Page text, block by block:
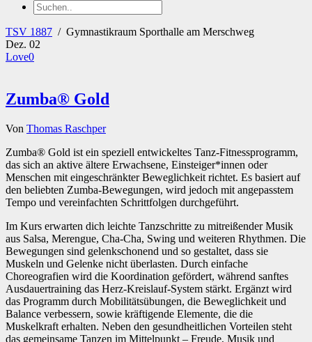
TSV 1887 / Gymnastikraum Sporthalle am Merschweg
Dez. 02
Love0
Zumba® Gold
Von Thomas Raschper
Zumba® Gold ist ein speziell entwickeltes Tanz-Fitnessprogramm,
das sich an aktive ältere Erwachsene, Einsteiger*innen oder
Menschen mit eingeschränkter Beweglichkeit richtet. Es basiert auf
den beliebten Zumba-Bewegungen, wird jedoch mit angepasstem
Tempo und vereinfachten Schrittfolgen durchgeführt.
Im Kurs erwarten dich leichte Tanzschritte zu mitreißender Musik
aus Salsa, Merengue, Cha-Cha, Swing und weiteren Rhythmen. Die
Bewegungen sind gelenkschonend und so gestaltet, dass sie
Muskeln und Gelenke nicht überlasten. Durch einfache
Choreografien wird die Koordination gefördert, während sanftes
Ausdauertraining das Herz-Kreislauf-System stärkt. Ergänzt wird
das Programm durch Mobilitätsübungen, die Beweglichkeit und
Balance verbessern, sowie kräftigende Elemente, die die
Muskelkraft erhalten. Neben den gesundheitlichen Vorteilen steht
das gemeinsame Tanzen im Mittelpunkt – Freude, Musik und